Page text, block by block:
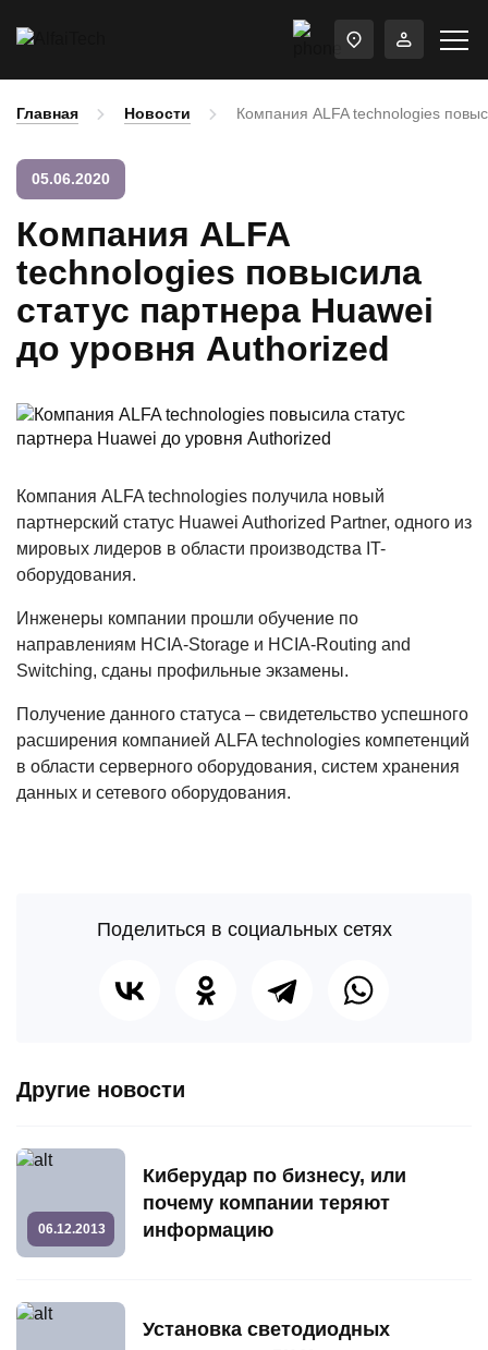
Главная Новости Компания ALFA technologies
05.06.2020
Компания ALFA
technologies повысила
статус партнера Huawei
до уровня Authorized
Компания ALFA technologies получила новый
партнерский статус Huawei Authorized Partner, одного из
мировых лидеров в области производства IT-
оборудования.
Инженеры компании прошли обучение по
направлениям HCIA-Storage и HCIA-Routing and
Switching, сданы профильные экзамены.
Получение данного статуса – свидетельство успешного
расширения компанией ALFA technologies компетенций
в области серверного оборудования, систем хранения
данных и сетевого оборудования.
Поделиться в социальных сетях
Другие новости
06.12.2013
Киберудар по бизнесу, или
почему компании теряют
информацию
Установка светодиодных